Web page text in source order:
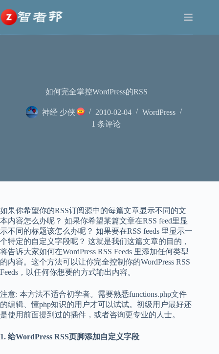
至
内
容
如何完全掌控WordPress的RSS
神经 少侠 2010-02-04
WordPress
1 条评论
如果你希望你的RSS订阅源中的每篇文章显示不同的文
本内容怎么办呢？ 如果你希望某篇文章在RSS feed里显
示不同的标题该怎么办呢？ 如果要在RSS feeds 里显示一
个特定的自定义字段呢？ 这就是我们这篇文章的目的，
将告诉大家如何在WordPress RSS Feeds 里添加任何类型
的内容。这个方法可以让你完全控制你的WordPress RSS
Feeds，以任何你想要的方式输出内容。
注意: 本方法不适合初学者。需要熟悉functions.php文件
的编辑、懂php知识的用户才可以试试。初级用户最好还
是使用前面提到过的插件，或者咨询更专业的人士。
1. 给WordPress RSS页脚添加自定义字段